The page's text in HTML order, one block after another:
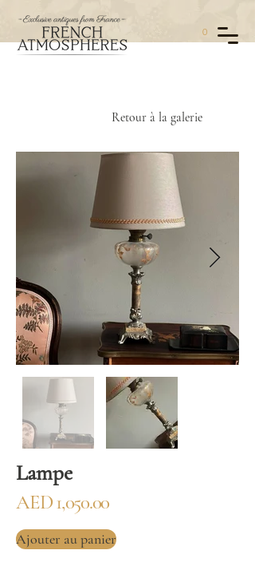
0
Retour à la galerie
Lampe
AED 1,050.00
Ajouter au panier